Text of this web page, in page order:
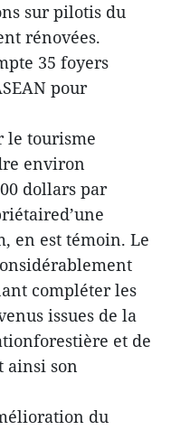
sur pilotis du
rénovées.
35 foyers
pour
le tourisme
environ
dollars par
en est témoin. Le
compléter les
issues de la
et de
ainsi son
du